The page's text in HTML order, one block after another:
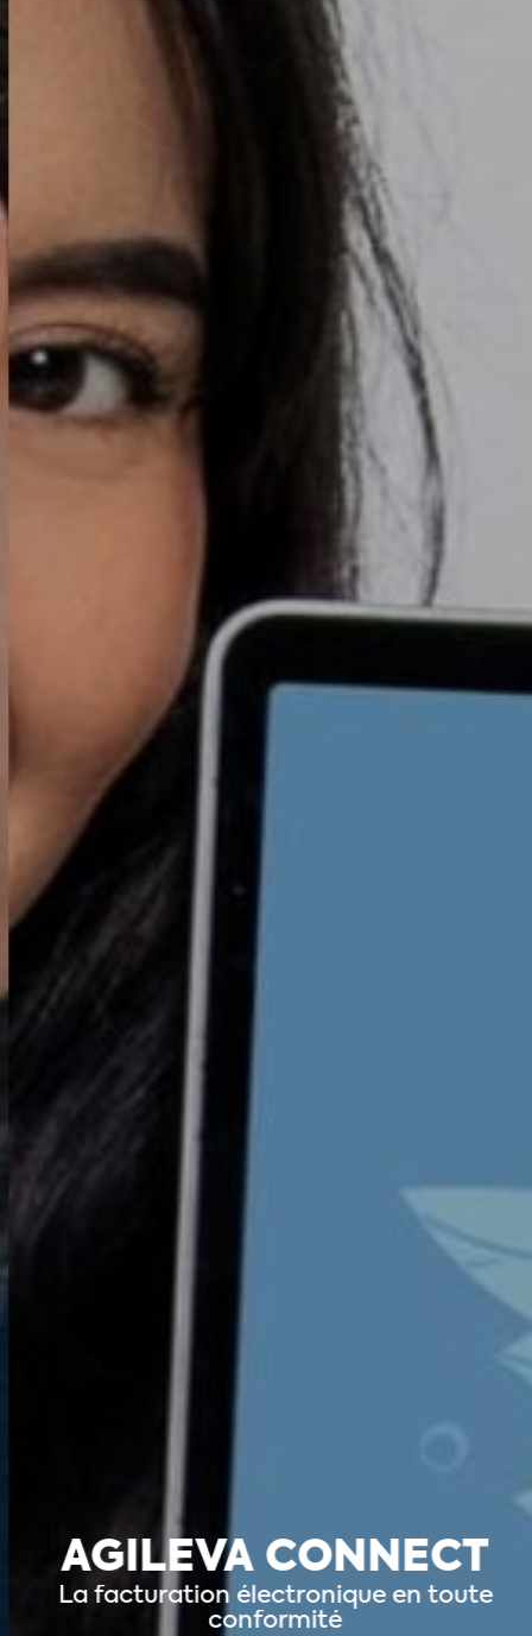
AGILEVA CONNECT
La facturation électronique en toute
conformité